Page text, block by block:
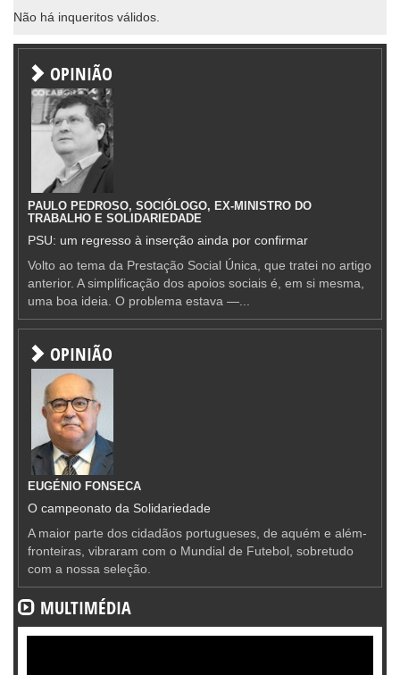
Não há inqueritos válidos.
OPINIÃO
PAULO PEDROSO, SOCIÓLOGO, EX-MINISTRO DO
TRABALHO E SOLIDARIEDADE
PSU: um regresso à inserção ainda por confirmar
Volto ao tema da Prestação Social Única, que tratei no artigo
anterior. A simplificação dos apoios sociais é, em si mesma,
uma boa ideia. O problema estava —...
OPINIÃO
EUGÉNIO FONSECA
O campeonato da Solidariedade
A maior parte dos cidadãos portugueses, de aquém e além-
fronteiras, vibraram com o Mundial de Futebol, sobretudo
com a nossa seleção.
MULTIMÉDIA